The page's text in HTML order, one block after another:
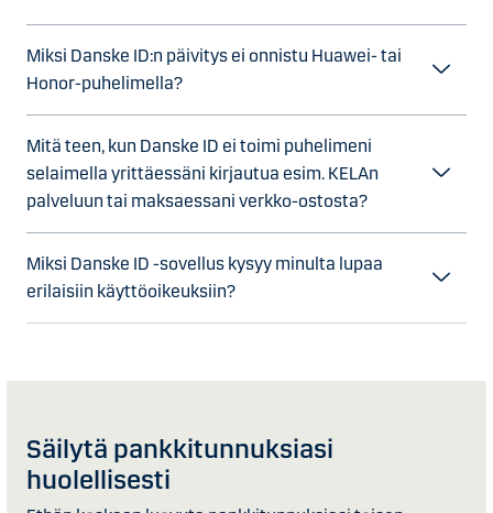
Miksi Danske ID:n päivitys ei onnistu Huawei- tai
Honor-puhelimella?
Mitä teen, kun Danske ID ei toimi puhelimeni
selaimella yrittäessäni kirjautua esim. KELAn
palveluun tai maksaessani verkko-ostosta?
Miksi Danske ID -sovellus kysyy minulta lupaa
erilaisiin käyttöoikeuksiin?
Säilytä pankkitunnuksiasi
huolellisesti